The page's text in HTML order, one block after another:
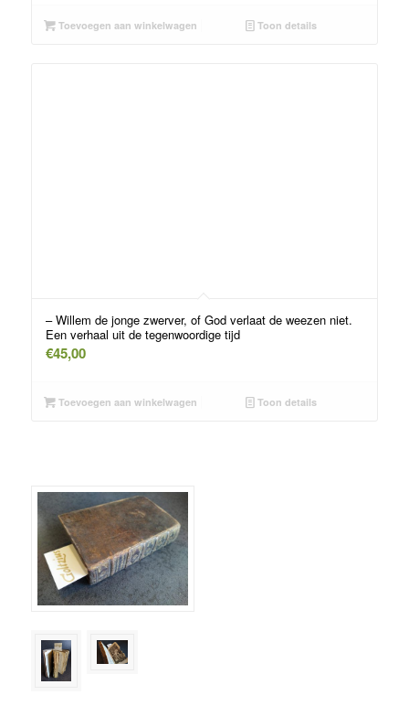
Toevoegen aan winkelwagen Toon details
– Willem de jonge zwerver, of God verlaat de weezen niet.
Een verhaal uit de tegenwoordige tijd
€45,00
Toevoegen aan winkelwagen Toon details